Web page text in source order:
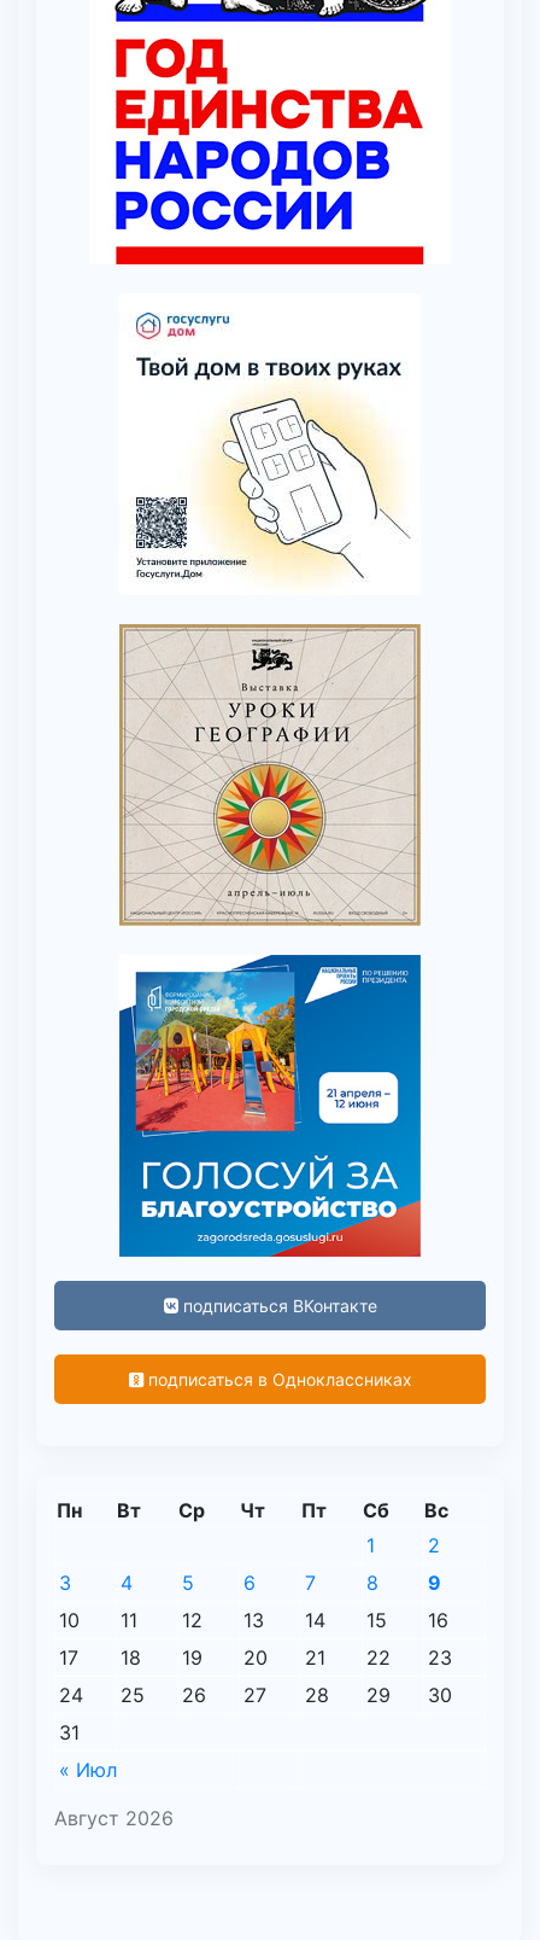
подписаться ВКонтакте
подписаться в Одноклассниках
Август 2026
Пн Вт Ср Чт Пт Сб Вс
« Июл
1
2
3
4 5 6 7 8
9
10
11 12 13 14 15
16
17
18 19 20 21 22
23
24
25 26 27 28 29
30
31